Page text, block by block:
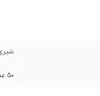
50 عدد